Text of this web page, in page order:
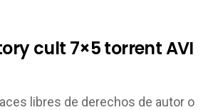
cult 7×5 torrent AVI
libres de derechos de autor o